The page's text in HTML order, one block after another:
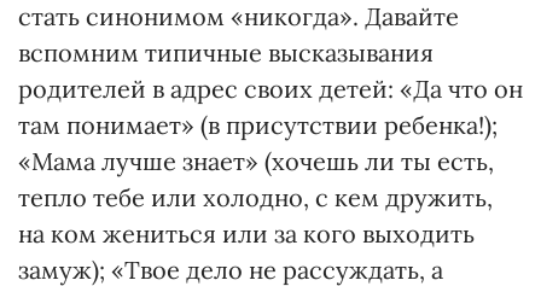
стать синонимом «никогда». Давайте
вспомним типичные высказывания
родителей в адрес своих детей: «Да что он
там понимает» (в присутствии ребенка!);
«Мама лучше знает» (хочешь ли ты есть,
тепло тебе или холодно, с кем дружить,
на ком жениться или за кого выходить
замуж); «Твое дело не рассуждать, а